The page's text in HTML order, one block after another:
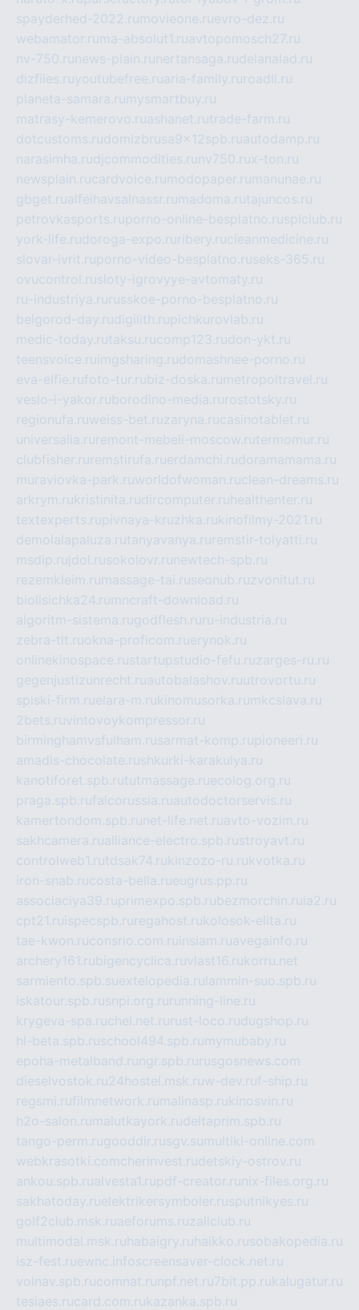
spayderhed-2022.ru movieone.ruevro-dez.ru
webamator.ru ma-absolut1.ruavtopomosch27.ru
nv-750.ru news-plain.ru nertansaga.rudelanalad.ru
dizfiles.ruyoutubefree.ruaria-family.ru roadli.ru
planeta-samara.ru mysmartbuy.ru
matrasy-kemerovo.ruashanet.rutrade-farm.ru
dotcustoms.rudomizbrusa9x12spb.ruautodamp.ru
narasimha.rudjcommodities.ru nv750.rux-ton.ru
newsplain.rucardvoice.ru modopaper.ru manunae.ru
gbget.rualfeihavsalnassr.ru madoma.rutajuncos.ru
petrovkasports.ruporno-online-besplatno.rusplclub.ru
york-life.rudoroga-expo.ru ribery.rucleanmedicine.ru
slovar-ivrit.ruporno-video-besplatno.ruseks-365.ru
ovucontrol.rusloty-igrovyye-avtomaty.ru
ru-industriya.ru russkoe-porno-besplatno.ru
belgorod-day.rudigilith.rupichkurovlab.ru
medic-today.rutaksu.rucomp123.rudon-ykt.ru
teensvoice.ru imgsharing.rudomashnee-porno.ru
eva-elfie.rufoto-tur.rubiz-doska.ru metropoltravel.ru
veslo-i-yakor.ruborodino-media.ru rostotsky.ru
regionufa.ruweiss-bet.ruzaryna.rucasinotablet.ru
universalia.ru remont-mebeli-moscow.rutermomur.ru
clubfisher.ru remstirufa.ruerdamchi.rudoramamama.ru
muraviovka-park.ruworldofwoman.ruclean-dreams.ru
arkrym.rukristinita.rudircomputer.ru healthenter.ru
textexperts.rupivnaya-kruzhka.rukinofilmy-2021.ru
demolalapaluza.rutanyavanya.ru remstir-tolyatti.ru
msdip.ru jdol.rusokolovr.ru newtech-spb.ru
rezemkleim.ru massage-tai.ruseonub.ruzvonitut.ru
biolisichka24.ru mncraft-download.ru
algoritm-sistema.rugodflesh.ru ru-industria.ru
zebra-tlt.ruokna-proficom.ruerynok.ru
onlinekinospace.rustartupstudio-fefu.ruzarges-ru.ru
gegenjustizunrecht.ruautobalashov.ruutrovortu.ru
spiski-firm.ruelara-m.rukinomusorka.ru mkcslava.ru
2bets.ruvintovoykompressor.ru
birminghamvsfulham.rusarmat-komp.rupioneeri.ru
amadis-chocolate.rushkurki-karakulya.ru
kanotiforet.spb.rututmassage.ruecolog.org.ru
praga.spb.rufalcorussia.ruautodoctorservis.ru
kamertondom.spb.ru net-life.net.ruavto-vozim.ru
sakhcamera.rualliance-electro.spb.rustroyavt.ru
controlweb1.rutdsak74.rukinzozo-ru.rukvotka.ru
iron-snab.rucosta-bella.rueugrus.pp.ru
associaciya39.ruprimexpo.spb.rubezmorchin.ru ia2.ru
cpt21.ru ispecspb.ru regahost.rukolosok-elita.ru
tae-kwon.ruconsrio.com.ru insiam.ruavegainfo.ru
archery161.rubigencyclica.ruvlast16.rukorru.net
sarmiento.spb.suextelopedia.ru lammin-suo.spb.ru
iskatour.spb.rusnpi.org.ru running-line.ru
krygeva-spa.ruchel.net.ru rust-loco.rudugshop.ru
hl-beta.spb.ruschool494.spb.ru mymubaby.ru
epoha-metalband.ru ngr.spb.ru rusgosnews.com
dieselvostok.ru24hostel.msk.ruw-dev.ruf-ship.ru
regsmi.rufilmnetwork.ru malinasp.rukinosvin.ru
h2o-salon.ru malutkayork.rudeltaprim.spb.ru
tango-perm.rugooddir.rusgv.su multiki-online.com
webkrasotki.comcherinvest.rudetskiy-ostrov.ru
ankou.spb.rualvesta1.rupdf-creator.ru nix-files.org.ru
sakhatoday.ruelektrikersymboler.rusputnikyes.ru
golf2club.msk.ruaeforums.ruzallclub.ru
multimodal.msk.ru habaigry.ru haikko.rusobakopedia.ru
isz-fest.ruewnc.infoscreensaver-clock.net.ru
volnav.spb.rucomnat.ru npf.net.ru 7bit.pp.rukalugatur.ru
tesiaes.rucard.com.rukazanka.spb.ru